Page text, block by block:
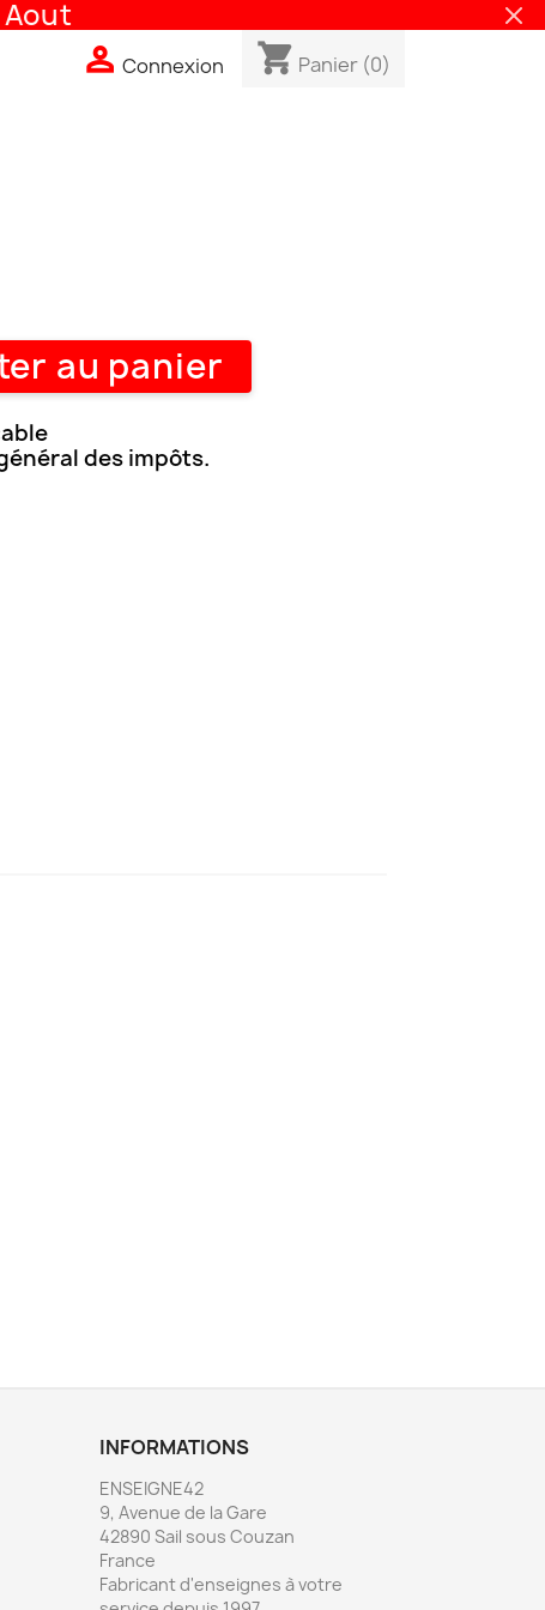
 Connexion shopping_cart Panier (0)
au panier
des impôts.
INFORMATIONS
ENSEIGNE42
9, Avenue de la Gare
42890 Sail sous Couzan
France
Fabricant d'enseignes à votre